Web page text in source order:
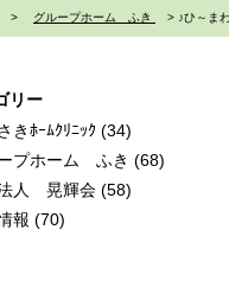
> グループホーム ふき > ♪ひ～ま
リー
きﾎｰﾑｸﾘﾆｯｸ (34)
プホーム ふき (68)
人 晃輝会 (58)
報 (70)